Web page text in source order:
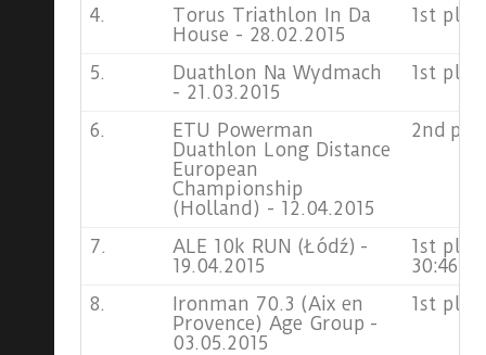
4.
Torus Triathlon In Da
House - 28.02.2015
1st
5.
Duathlon Na Wydmach
- 21.03.2015
1st
6.
ETU Powerman
Duathlon Long Distance
European
Championship
(Holland) - 12.04.2015
2nd
7.
ALE 10k RUN (Łódź) -
19.04.2015
1st
30:46
8.
Ironman 70.3 (Aix en
Provence) Age Group -
03.05.2015
1st